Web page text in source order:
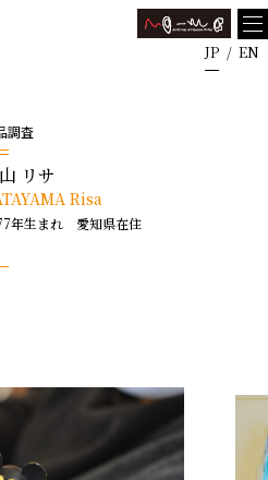
JP EN
調査
リサ
Risa
年生まれ 愛知県在住